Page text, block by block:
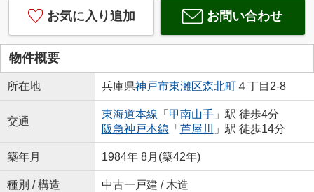
お気に入り追加 お問い合わせ
物件概要
所在地 兵庫県神戸市東灘区森北町４丁目2-8
交通
東海道本線 「 甲南山手」駅 徒歩4分
阪急神戸本線 「 芦屋川 」駅 徒歩14分
築年月 1984年 8月(築42年)
種別 / 構造 中古一戸建 / 木造